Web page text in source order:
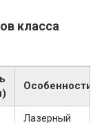
класса
Особенности
Лазерный